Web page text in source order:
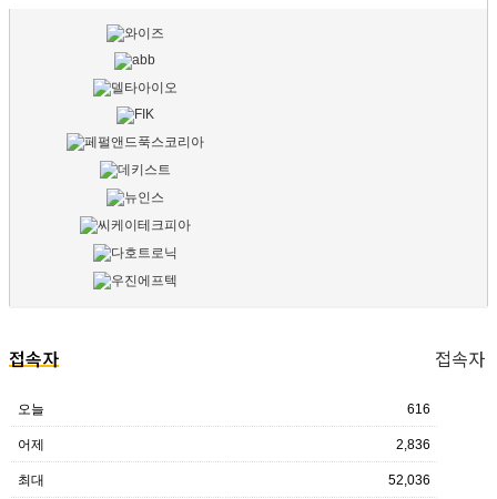
접속자 접속자
오늘 616
어제 2,836
최대 52,036